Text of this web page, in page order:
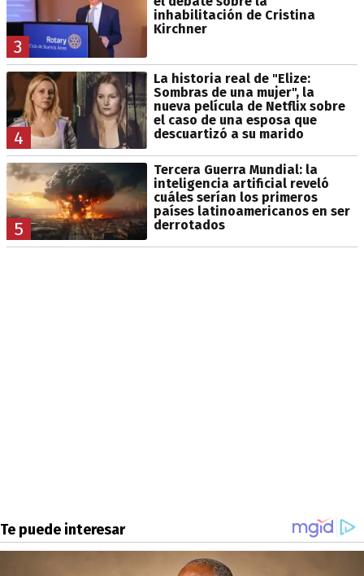
3
inhabilitación de Cristina
Kirchner
4
La historia real de "Elize:
Sombras de una mujer", la
nueva película de Netflix sobre
el caso de una esposa que
descuartizó a su marido
5
Tercera Guerra Mundial: la
inteligencia artificial reveló
cuáles serían los primeros
países latinoamericanos en ser
derrotados